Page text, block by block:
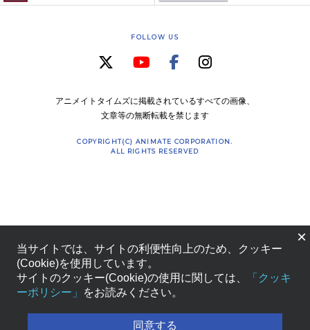
FOLLOW US
アニメイトタイムズに掲載されているすべての画像、
文章等の無断転載を禁じます
COPYRIGHT(C) ANIMATE CORPORATION.
ALL RIGHTS RESERVED
×
当サイトでは、サイトの利便性向上のため、クッキー
(Cookie)を使用しています。
サイトのクッキー(Cookie)の使用に関しては、
「クッキ
ーポリシー」
をお読みください。
同意する